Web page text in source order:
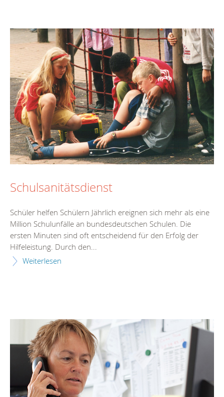
Schulsanitätsdienst
Schüler helfen Schülern Jährlich ereignen sich mehr als eine
Million Schulunfälle an bundesdeutschen Schulen. Die
ersten Minuten sind oft entscheidend für den Erfolg der
Hilfeleistung. Durch den...
Weiterlesen